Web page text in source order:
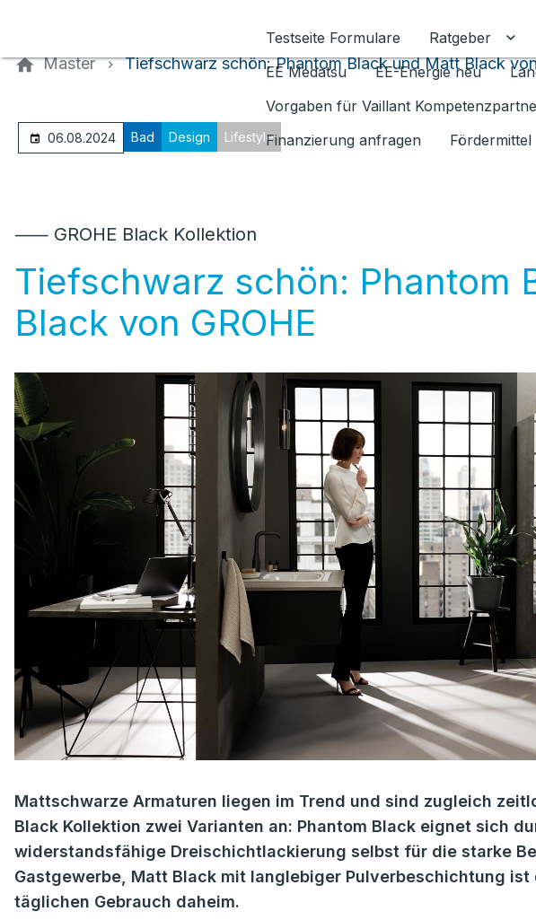
Testseite Formulare
Ratgeber
EE Medatsu
EE-Energie neu
Vorgaben für Vaillant
Finanzierung anfragen
Fördermittel
Master Tiefschwarz schön: Phantom Black und Matt Black
06.08.2024 Bad Design Lifestyle
⸺ GROHE Black Kollektion
Tiefschwarz schön: Phantom
Black von GROHE
Mattschwarze Armaturen liegen im Trend und sind zugleich
Black Kollektion zwei Varianten an: Phantom Black eignet sich
widerstandsfähige Dreischichtlackierung selbst für die starke
Gastgewerbe, Matt Black mit langlebiger Pulverbeschichtung ist
täglichen Gebrauch daheim.